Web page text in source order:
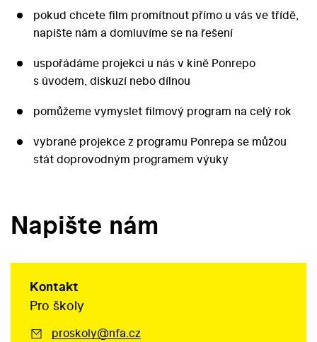
pokud chcete film promítnout přímo u vás ve třídě,
napište nám a domluvíme se na řešení
uspořádáme projekci u nás v kině Ponrepo
s úvodem, diskuzí nebo dílnou
pomůžeme vymyslet filmový program na celý rok
vybrané projekce z programu Ponrepa se můžou
stát doprovodným programem výuky
Napište nám
Kontakt
Pro školy
proskoly@nfa.cz